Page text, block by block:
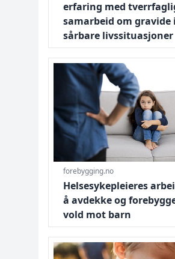
erfaring med
samarbeid om gravide i
sårbare livssituasjoner
forebygging.no
Helsesykepleieres
å avdekke og
vold mot barn
Gå til Helsesykepleieres
Gå til How to strengthen